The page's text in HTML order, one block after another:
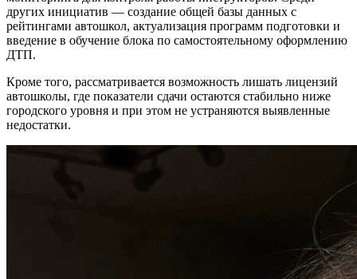
других инициатив — создание общей базы данных с
рейтингами автошкол, актуализация программ подготовки и
введение в обучение блока по самостоятельному оформлению
ДТП.
Кроме того, рассматривается возможность лишать лицензий
автошколы, где показатели сдачи остаются стабильно ниже
городского уровня и при этом не устраняются выявленные
недостатки.